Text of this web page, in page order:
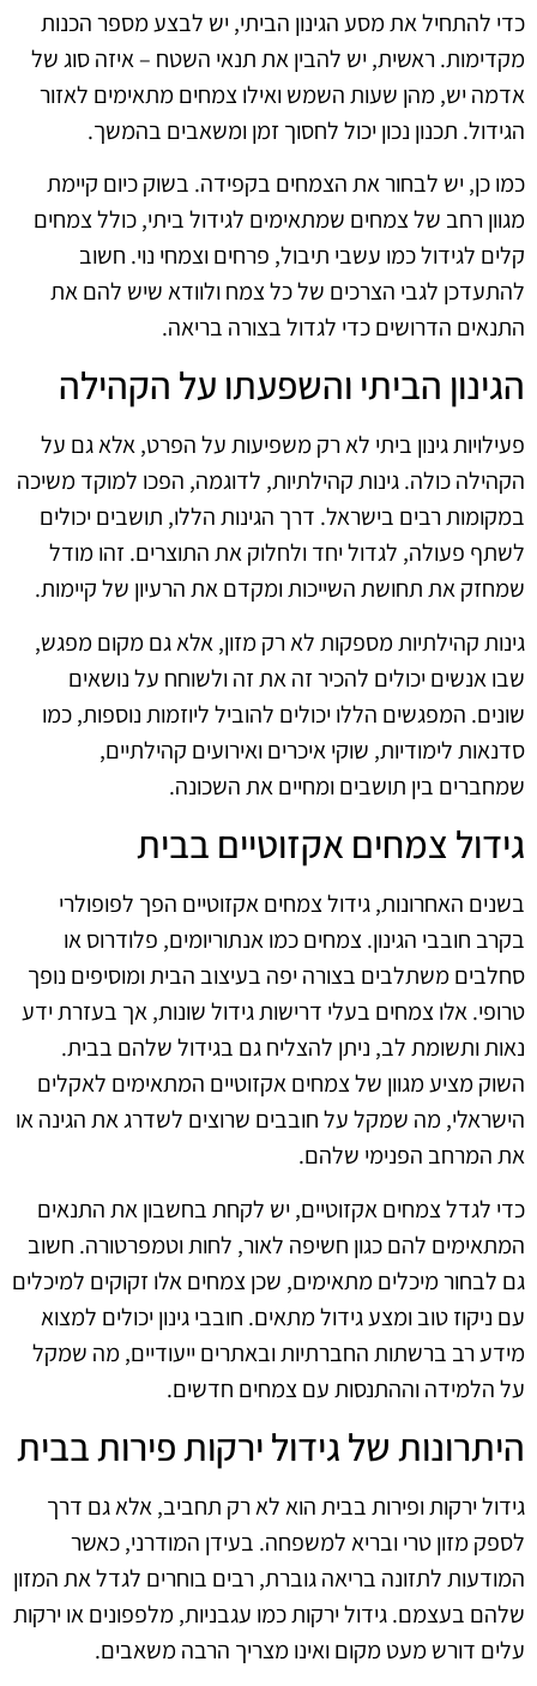
כדי להתחיל את מסע הגינון הביתי, יש לבצע מספר הכנות
מקדימות. ראשית, יש להבין את תנאי השטח – איזה סוג של
אדמה יש, מהן שעות השמש ואילו צמחים מתאימים לאזור
הגידול. תכנון נכון יכול לחסוך זמן ומשאבים בהמשך.
כמו כן, יש לבחור את הצמחים בקפידה. בשוק כיום קיימת
מגוון רחב של צמחים שמתאימים לגידול ביתי, כולל צמחים
קלים לגידול כמו עשבי תיבול, פרחים וצמחי נוי. חשוב
להתעדכן לגבי הצרכים של כל צמח ולוודא שיש להם את
התנאים הדרושים כדי לגדול בצורה בריאה.
הגינון הביתי והשפעתו על הקהילה
פעילויות גינון ביתי לא רק משפיעות על הפרט, אלא גם על
הקהילה כולה. גינות קהילתיות, לדוגמה, הפכו למוקד משיכה
במקומות רבים בישראל. דרך הגינות הללו, תושבים יכולים
לשתף פעולה, לגדול יחד ולחלוק את התוצרים. זהו מודל
שמחזק את תחושת השייכות ומקדם את הרעיון של קיימות.
גינות קהילתיות מספקות לא רק מזון, אלא גם מקום מפגש,
שבו אנשים יכולים להכיר זה את זה ולשוחח על נושאים
שונים. המפגשים הללו יכולים להוביל ליוזמות נוספות, כמו
סדנאות לימודיות, שוקי איכרים ואירועים קהילתיים,
שמחברים בין תושבים ומחיים את השכונה.
גידול צמחים אקזוטיים בבית
בשנים האחרונות, גידול צמחים אקזוטיים הפך לפופולרי
בקרב חובבי הגינון. צמחים כמו אנתוריומים, פלודרוס או
סחלבים משתלבים בצורה יפה בעיצוב הבית ומוסיפים נופך
טרופי. אלו צמחים בעלי דרישות גידול שונות, אך בעזרת ידע
נאות ותשומת לב, ניתן להצליח גם בגידול שלהם בבית.
השוק מציע מגוון של צמחים אקזוטיים המתאימים לאקלים
הישראלי, מה שמקל על חובבים שרוצים לשדרג את הגינה או
את המרחב הפנימי שלהם.
כדי לגדל צמחים אקזוטיים, יש לקחת בחשבון את התנאים
המתאימים להם כגון חשיפה לאור, לחות וטמפרטורה. חשוב
גם לבחור מיכלים מתאימים, שכן צמחים אלו זקוקים למיכלים
עם ניקוז טוב ומצע גידול מתאים. חובבי גינון יכולים למצוא
מידע רב ברשתות החברתיות ובאתרים ייעודיים, מה שמקל
על הלמידה וההתנסות עם צמחים חדשים.
היתרונות של גידול ירקות פירות בבית
גידול ירקות ופירות בבית הוא לא רק תחביב, אלא גם דרך
לספק מזון טרי ובריא למשפחה. בעידן המודרני, כאשר
המודעות לתזונה בריאה גוברת, רבים בוחרים לגדל את המזון
שלהם בעצמם. גידול ירקות כמו עגבניות, מלפפונים או ירקות
עלים דורש מעט מקום ואינו מצריך הרבה משאבים.